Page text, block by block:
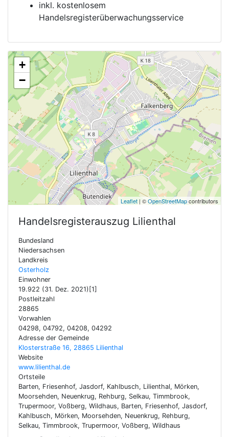
inkl. kostenlosem
Handelsregisterüberwachungsservice
+
−
Leaflet | ©OpenStreetMapcontributors
Handelsregisterauszug Lilienthal
Bundesland
Niedersachsen
Landkreis
Osterholz
Einwohner
19.922 (31. Dez. 2021)[1]
Postleitzahl
28865
Vorwahlen
04298, 04792, 04208, 04292
Adresse der Gemeinde
Klosterstraße 16, 28865 Lilienthal
Website
www.lilienthal.de
Ortsteile
Barten, Friesenhof, Jasdorf, Kahlbusch, Lilienthal, Mörken,
Moorsehden, Neuenkrug, Rehburg, Selkau, Timmbrook,
Trupermoor, Voßberg, Wildhaus, Barten, Friesenhof, Jasdorf,
Kahlbusch, Mörken, Moorsehden, Neuenkrug, Rehburg,
Selkau, Timmbrook, Trupermoor, Voßberg, Wildhaus